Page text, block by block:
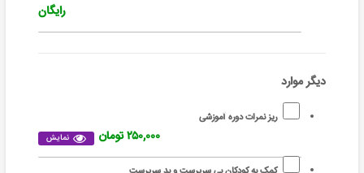
رایگان
دیگر موارد
ریز نمرات دوره آموزشی
نمایش ۲۵۰,۰۰۰ تومان